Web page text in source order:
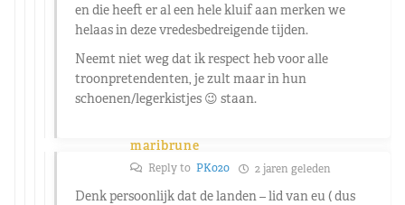
en die heeft er al een hele kluif aan merken we
helaas in deze vredesbedreigende tijden.
Neemt niet weg dat ik respect heb voor alle
troonpretendenten, je zult maar in hun
schoenen/legerkistjes 😉 staan.
maribrune
Reply to PK020 2 jaren geleden
Denk persoonlijk dat de landen – lid van eu ( dus